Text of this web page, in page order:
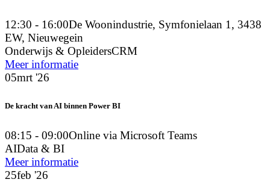
12:30 - 16:00De Woonindustrie, Symfonielaan 1, 3438
EW, Nieuwegein
Onderwijs & OpleidersCRM
Meer informatie
05mrt '26
De kracht van AI binnen Power BI
08:15 - 09:00Online via Microsoft Teams
AIData & BI
Meer informatie
25feb '26